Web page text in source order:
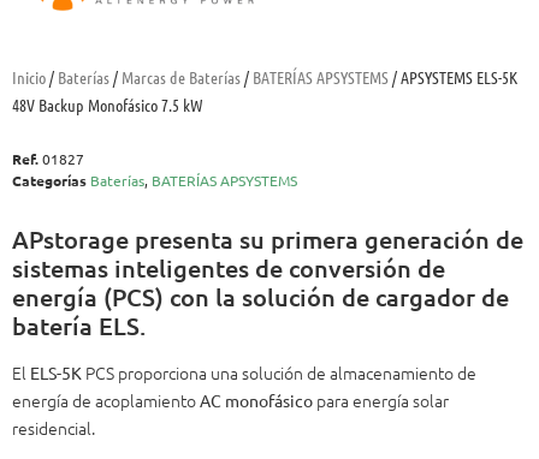
Inicio/ Baterías/ Marcas de Baterías/ BATERÍAS APSYSTEMS/ APSYSTEMS ELS-5K
48V Backup Monofásico 7.5 kW
Ref.01827
Categorías Baterías, BATERÍAS APSYSTEMS
APstorage presenta su primera generación de
sistemas inteligentes de conversión de
energía (PCS) con la solución de cargador de
batería ELS.
El ELS-5K PCS proporciona una solución de almacenamiento de
energía de acoplamientoAC monofásico para energía solar
residencial.